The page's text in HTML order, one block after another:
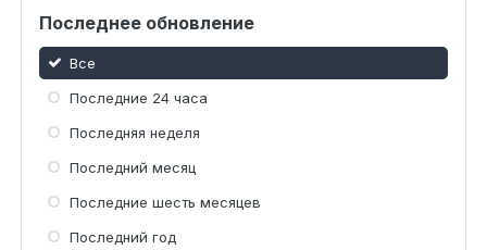
Последнее обновление
Все
Последние 24 часа
Последняя неделя
Последний месяц
Последние шесть месяцев
Последний год